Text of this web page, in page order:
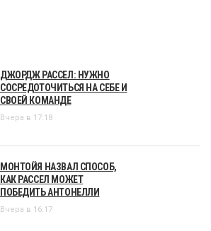
ДЖОРДЖ РАССЕЛ: НУЖНО
СОСРЕДОТОЧИТЬСЯ НА СЕБЕ И
СВОЕЙ КОМАНДЕ
Вчера в 17:18
МОНТОЙЯ НАЗВАЛ СПОСОБ,
КАК РАССЕЛ МОЖЕТ
ПОБЕДИТЬ АНТОНЕЛЛИ
Вчера в 16:17